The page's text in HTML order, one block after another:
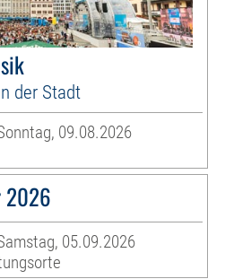
der Stadt
09.08.2026
2026
05.09.2026